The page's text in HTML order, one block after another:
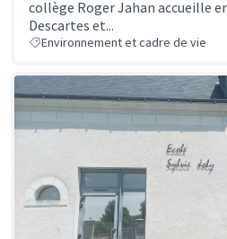
collège Roger Jahan accueille
Descartes et...
Environnement et cadre de vie